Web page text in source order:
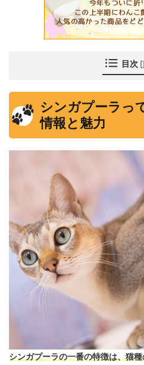
目次 [
シンガプーラっ
情報と魅力
シンガプーラの一番の特徴は、猫